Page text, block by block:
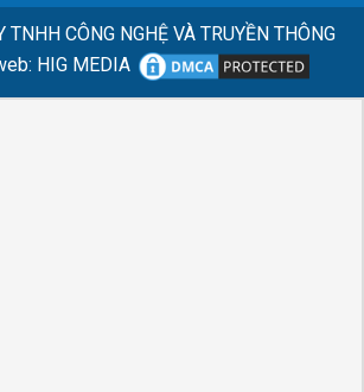
TNHH CÔNG NGHỆ VÀ TRUYỀN THÔNG
: HIG MEDIA